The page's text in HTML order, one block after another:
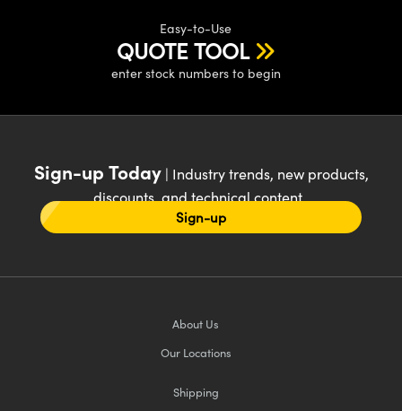
Easy-to-Use
QUOTE TOOL
enter stock numbers to begin
Sign-up Today| Industry trends, new products,
discounts, and technical content
Sign-up
About Us
Our Locations
Shipping